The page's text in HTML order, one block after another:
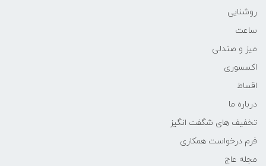
روشنایی
ساعت
میز و صندلی
اکسسوری
اقساط
درباره ما
تخفیف های شگفت انگیز
فرم درخواست همکاری
مجله عاج